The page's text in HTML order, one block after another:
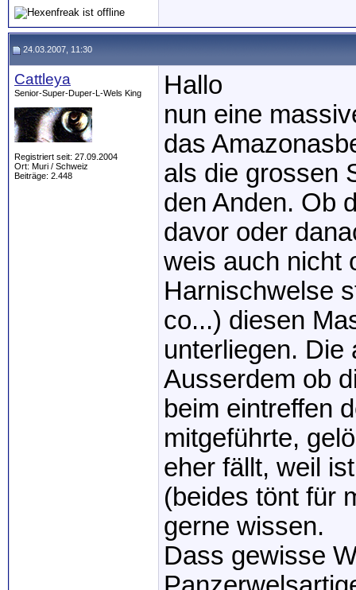
24.03.2007, 11:30
Cattleya
Senior-Super-Duper-L-Wels King
Registriert seit: 27.09.2004
Ort: Muri / Schweiz
Beiträge: 2.448
Hallo
nun eine
das
als die grossen
den Anden. Ob
davor oder
weis auch nicht
Harnischwelse
co...) diesen
unterliegen. Die
Ausserdem ob
beim eintreffen
mitgeführte,
eher fällt, weil
(beides tönt für
gerne wissen.
Dass gewisse